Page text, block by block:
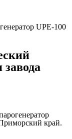
UPE-100
завода
край.